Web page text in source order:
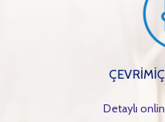
Detaylı